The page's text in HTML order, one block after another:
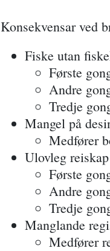
Konsekvensar ved
Fiske utan
Første
Andre
Tredje
Mangel på
Medfører
Ulovleg
Første
Andre
Tredje
Manglande
Medfører